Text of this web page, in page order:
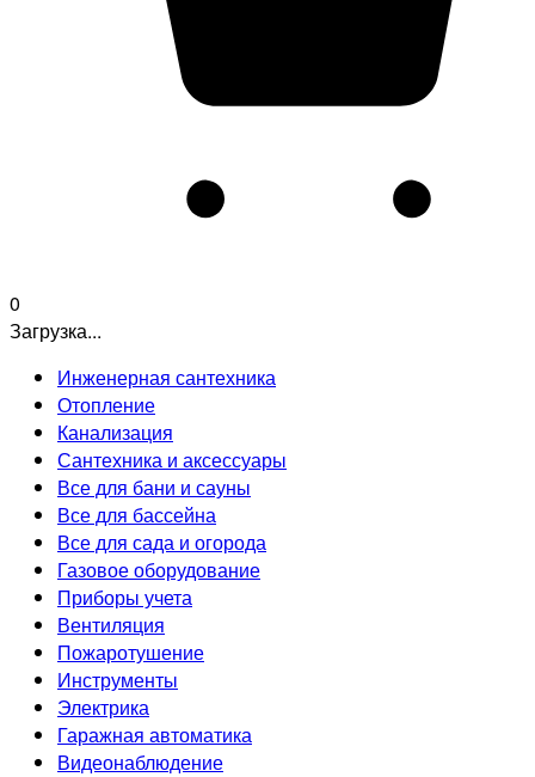
0
Загрузка...
Инженерная сантехника
Отопление
Канализация
Сантехника и аксессуары
Все для бани и сауны
Все для бассейна
Все для сада и огорода
Газовое оборудование
Приборы учета
Вентиляция
Пожаротушение
Инструменты
Электрика
Гаражная автоматика
Видеонаблюдение